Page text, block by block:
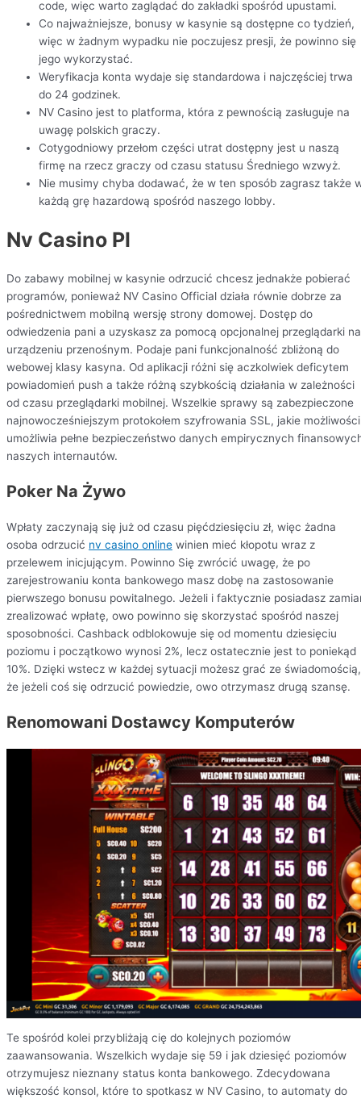
code, więc warto zaglądać do zakładki spośród upustami.
Co najważniejsze, bonusy w kasynie są dostępne co tydzień,
więc w żadnym wypadku nie poczujesz presji, że powinno się
jego wykorzystać.
Weryfikacja konta wydaje się standardowa i najczęściej trwa
do 24 godzinek.
NV Casino jest to platforma, która z pewnością zasługuje na
uwagę polskich graczy.
Cotygodniowy przełom części utrat dostępny jest u naszą
firmę na rzecz graczy od czasu statusu Średniego wzwyż.
Nie musimy chyba dodawać, że w ten sposób zagrasz także
każdą grę hazardową spośród naszego lobby.
Nv Casino Pl
Do zabawy mobilnej w kasynie odrzucić chcesz jednakże pobierać
programów, ponieważ NV Casino Official działa równie dobrze za
pośrednictwem mobilną wersję strony domowej. Dostęp do
odwiedzenia pani a uzyskasz za pomocą opcjonalnej przeglądarki na
urządzeniu przenośnym. Podaje pani funkcjonalność zbliżoną do
webowej klasy kasyna. Od aplikacji różni się aczkolwiek deficytem
powiadomień push a także różną szybkością działania w zależności
od czasu przeglądarki mobilnej. Wszelkie sprawy są zabezpieczone
najnowocześniejszym protokołem szyfrowania SSL, jakie możliwości
umożliwia pełne bezpieczeństwo danych empirycznych
naszych internautów.
Poker Na Żywo
Wpłaty zaczynają się już od czasu pięćdziesięciu zł, więc żadna
osoba odrzucić nv casino online winien mieć kłopotu wraz z
przelewem inicjującym. Powinno Się zwrócić uwagę, że po
zarejestrowaniu konta bankowego masz dobę na zastosowanie
pierwszego bonusu powitalnego. Jeżeli i faktycznie posiadasz
zrealizować wpłatę, owo powinno się skorzystać spośród naszej
sposobności. Cashback odblokowuje się od momentu dziesięciu
poziomu i początkowo wynosi 2%, lecz ostatecznie jest to poniekąd
10%. Dzięki wstecz w każdej sytuacji możesz grać ze świadomością,
że jeżeli coś się odrzucić powiedzie, owo otrzymasz drugą szansę.
Renomowani Dostawcy Komputerów
Te spośród kolei przybliżają cię do kolejnych poziomów
zaawansowania. Wszelkich wydaje się 59 i jak dziesięć poziomów
otrzymujesz nieznany status konta bankowego. Zdecydowana
większość konsol, które to spotkasz w NV Casino, to automaty do